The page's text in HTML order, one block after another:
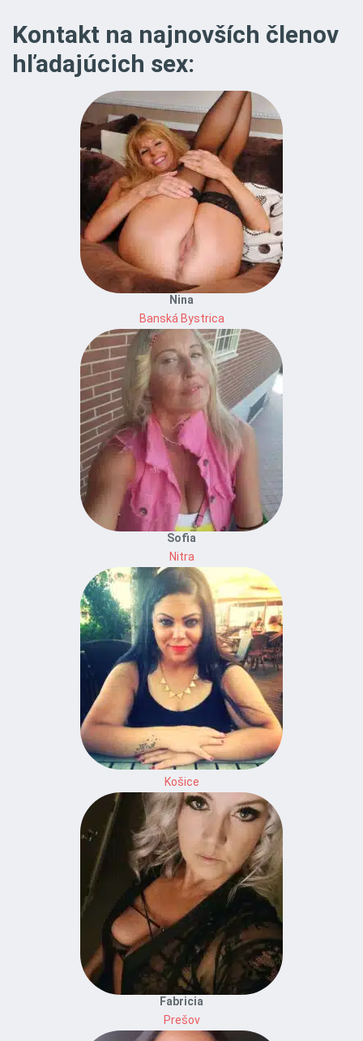
Kontakt na najnovších členov
hľadajúcich sex:
Nina
Banská Bystrica
Sofia
Nitra
Košice
Fabricia
Prešov